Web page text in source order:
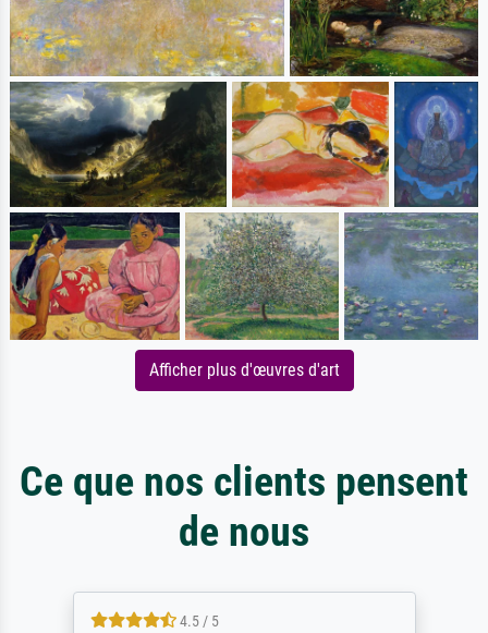
Afficher plus d'œuvres d'art
Ce que nos clients pensent
de nous
4.5 / 5